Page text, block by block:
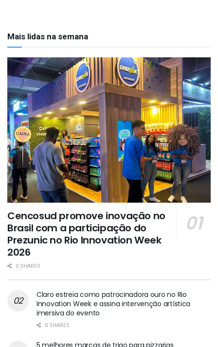
Mais lidas na semana
Cencosud promove inovação no
Brasil com a participação do
Prezunic no Rio Innovation Week
2026
0 SHARES
Claro estreia como patrocinadora ouro no Rio
Innovation Week e assina intervenção artística
imersiva do evento
0 SHARES
5 melhores marcas de trigo para pizzarias